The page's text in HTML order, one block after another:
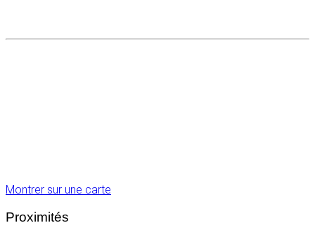
Montrer sur une carte
Proximités